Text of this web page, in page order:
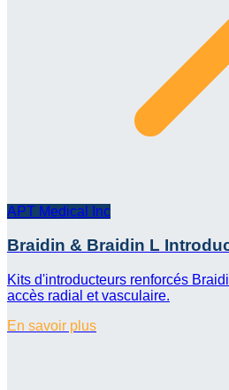
APT Medical Inc
Braidin & Braidin L
Kits d'introducteurs renforcés
accès radial et vasculaire.
En savoir plus